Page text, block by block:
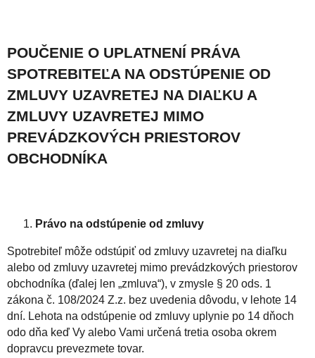
POUČENIE O UPLATNENÍ PRÁVA
SPOTREBITEĽA NA ODSTÚPENIE OD
ZMLUVY UZAVRETEJ NA DIAĽKU A
ZMLUVY UZAVRETEJ MIMO
PREVÁDZKOVÝCH PRIESTOROV
OBCHODNÍKA
Právo na odstúpenie od zmluvy
Spotrebiteľ môže odstúpiť od zmluvy uzavretej na diaľku
alebo od zmluvy uzavretej mimo prevádzkových priestorov
obchodníka (ďalej len „zmluva“), v zmysle § 20 ods. 1
zákona č. 108/2024 Z.z. bez uvedenia dôvodu, v lehote 14
dní. Lehota na odstúpenie od zmluvy uplynie po 14 dňoch
odo dňa keď Vy alebo Vami určená tretia osoba okrem
dopravcu prevezmete tovar.